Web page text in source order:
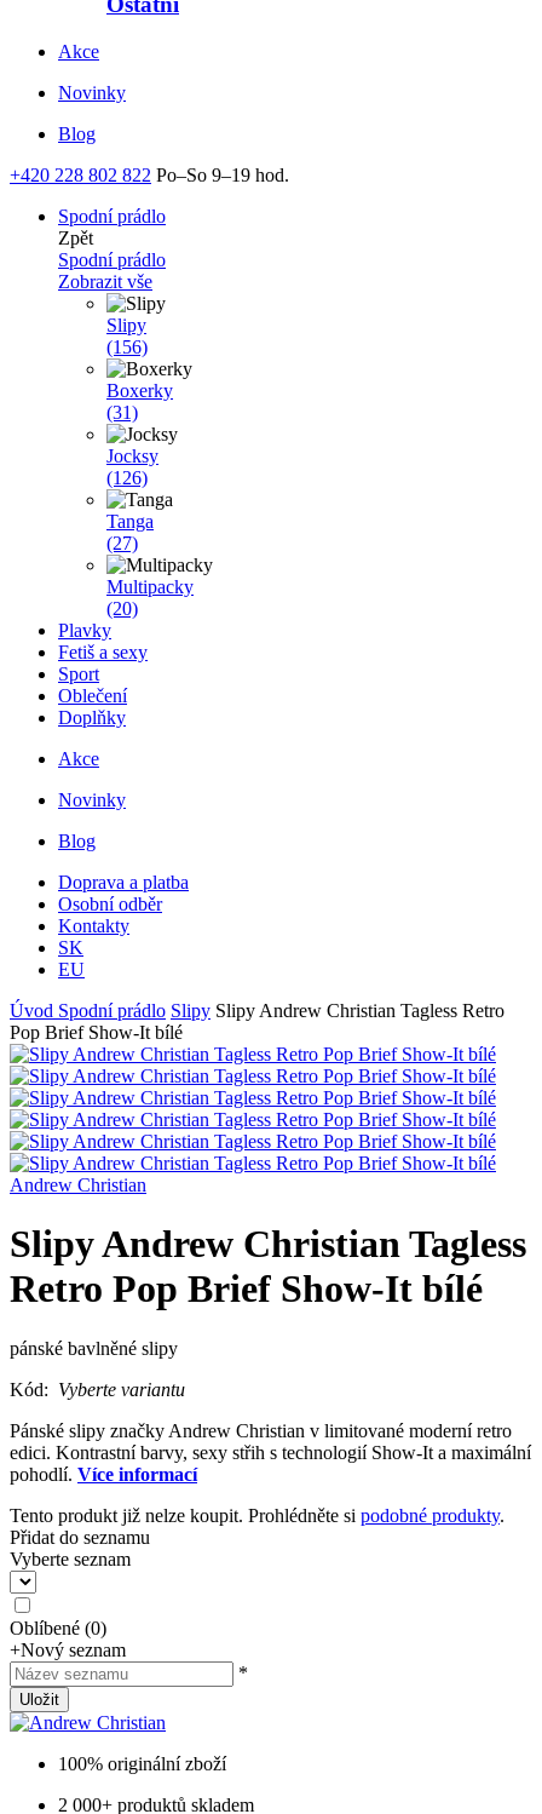
Akce
Novinky
Blog
+420 228 802 822 Po–So 9–19 hod.
Spodní prádlo
Zpět
Spodní prádlo
Zobrazit vše
Slipy
(156)
Boxerky
(31)
Jocksy
(126)
Tanga
(27)
Multipacky
(20)
Plavky
Fetiš a sexy
Sport
Oblečení
Doplňky
Akce
Novinky
Blog
Doprava a platba
Osobní odběr
Kontakty
SK
EU
Úvod Spodní prádlo Slipy Slipy Andrew Christian Tagless Retro
Pop Brief Show-It bílé
Andrew Christian
Slipy Andrew Christian Tagless
Retro Pop Brief Show-It bílé
pánské bavlněné slipy
Kód: Vyberte variantu
Pánské slipy značky Andrew Christian v limitované moderní retro
edici. Kontrastní barvy, sexy střih s technologií Show-It a maximální
pohodlí. Více informací
Tento produkt již nelze koupit. Prohlédněte si podobné produkty.
Přidat do seznamu
Vyberte seznam
Oblíbené (0)
+Nový seznam
*
Uložit
100% originální zboží
2 000+ produktů skladem